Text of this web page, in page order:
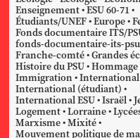
Enseignement ESU 60-71
Étudiants/UNEF Europe
Fonds documentaire ITS/
fonds-documentaire-its-psu
Franche-comté Grandes
Histoire du PSU Hommage
Immigration International
International (étudiant)
International ESU Israël
Logement Lorraine
Marxisme Mixité
Mouvement politique de